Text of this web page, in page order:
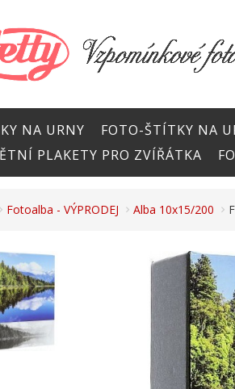
NA URNY FOTO-ŠTÍTKY NA
PLAKETY PRO ZVÍŘÁTKA
Fotoalba - VÝPRODEJ Alba 10x15/200